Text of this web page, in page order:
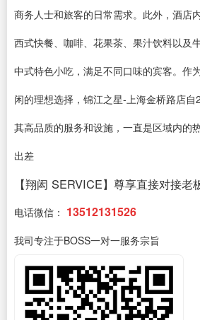
商务人士和旅客的日常需求。此外，酒店
西式快餐、咖啡、花果茶、果汁饮料以及
中式特色小吃，满足不同口味的宾客。作
闲的理想选择，锦江之星-上海金桥路店
其高品质的服务和设施，一直是区域内的
出差
【翔闳 SERVICE】尊享直接对接老
电话微信： 13512131526
我司专注于BOSS一对一服务宗旨